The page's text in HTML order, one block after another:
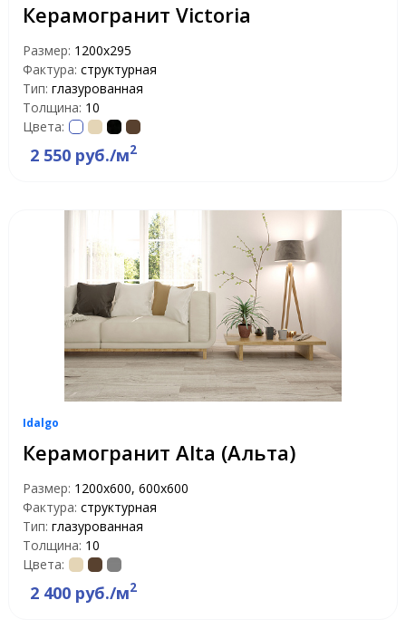
Керамогранит Victoria
Размер: 1200х295
Фактура: структурная
Тип: глазурованная
Толщина: 10
Цвета:
2 550 руб./м2
Idalgo
Керамогранит Alta (Альта)
Размер: 1200х600, 600х600
Фактура: структурная
Тип: глазурованная
Толщина: 10
Цвета:
2 400 руб./м2